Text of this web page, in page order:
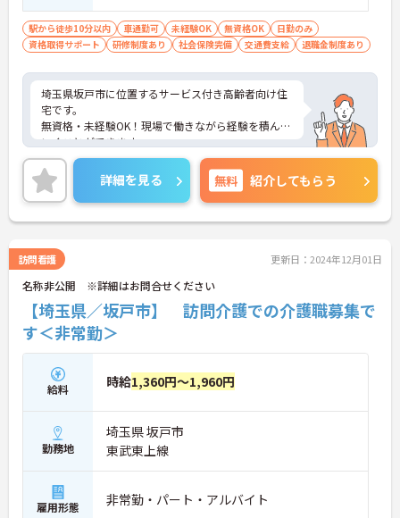
駅から徒歩10分以内 車通勤可 未経験OK 無資格OK
日勤のみ
資格取得サポート
研修制度あり 社会保険完備 交通費支給 退職金制度あり
埼玉県坂戸市に位置するサービス付き高齢者向け住
宅です。
無資格・未経験OK！現場で働きながら経験を積んで
いくことができます。
資格取得支援制度もあるので、スキルアップも目指
せます！
ご興味をお持ちの方はお気軽にお問い合わせくださ
い。
詳細を見る 無料 紹介してもらう
訪問看護 更新日：2024年12月01日
名称非公開 ※詳細はお問合せください
【埼玉県／坂戸市】 訪問介護での介護職募集で
す＜非常勤＞
給料 時給1,360円～1,960円
勤務地
埼玉県 坂戸市
東武東上線
雇用形態 非常勤・パート・アルバイト